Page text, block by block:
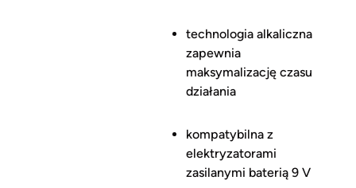
technologia alkaliczna
zapewnia
maksymalizację czasu
działania
kompatybilna z
elektryzatorami
zasilanymi baterią 9 V